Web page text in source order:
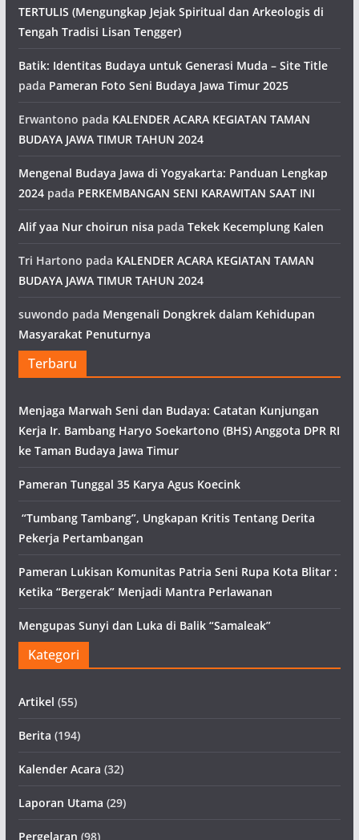
TERTULIS (Mengungkap Jejak Spiritual dan Arkeologis di
Tengah Tradisi Lisan Tengger)
Batik: Identitas Budaya untuk Generasi Muda – Site Title
pada Pameran Foto Seni Budaya Jawa Timur 2025
Erwantono pada KALENDER ACARA KEGIATAN TAMAN
BUDAYA JAWA TIMUR TAHUN 2024
Mengenal Budaya Jawa di Yogyakarta: Panduan Lengkap
2024pada PERKEMBANGAN SENI KARAWITAN SAAT INI
Alif yaa Nur choirun nisa pada Tekek Kecemplung Kalen
Tri Hartono pada KALENDER ACARA KEGIATAN TAMAN
BUDAYA JAWA TIMUR TAHUN 2024
suwondo pada Mengenali Dongkrek dalam Kehidupan
Masyarakat Penuturnya
Terbaru
Menjaga Marwah Seni dan Budaya: Catatan Kunjungan
Kerja Ir. Bambang Haryo Soekartono (BHS) Anggota DPR RI
ke Taman Budaya Jawa Timur
Pameran Tunggal 35 Karya Agus Koecink
“Tumbang Tambang”, Ungkapan Kritis Tentang Derita
Pekerja Pertambangan
Pameran Lukisan Komunitas Patria Seni Rupa Kota Blitar :
Ketika “Bergerak” Menjadi Mantra Perlawanan
Mengupas Sunyi dan Luka di Balik “Samaleak”
Kategori
Artikel (55)
Berita (194)
Kalender Acara (32)
Laporan Utama (29)
Pergelaran (98)